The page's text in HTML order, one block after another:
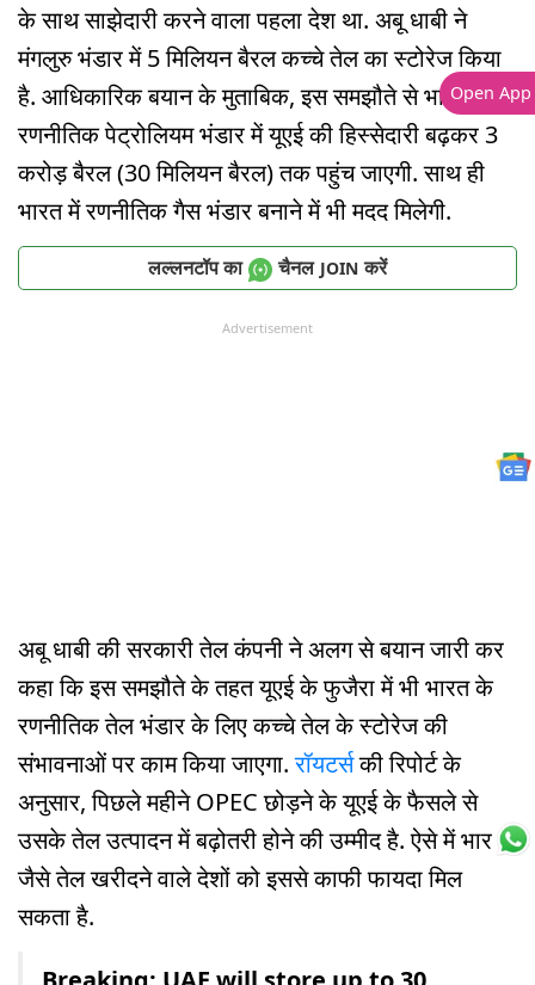
के साथ साझेदारी करने वाला पहला देश था. अबू धाबी ने
मंगलुरु भंडार में 5 मिलियन बैरल कच्चे तेल का स्टोरेज किया
है. आधिकारिक बयान के मुताबिक, इस समझौते से भारत के
रणनीतिक पेट्रोलियम भंडार में यूएई की हिस्सेदारी बढ़कर 3
करोड़ बैरल (30 मिलियन बैरल) तक पहुंच जाएगी. साथ ही
भारत में रणनीतिक गैस भंडार बनाने में भी मदद मिलेगी.
लल्लनटॉप का चैनल JOIN करें
Advertisement
अबू धाबी की सरकारी तेल कंपनी ने अलग से बयान जारी कर
कहा कि इस समझौते के तहत यूएई के फुजैरा में भी भारत के
रणनीतिक तेल भंडार के लिए कच्चे तेल के स्टोरेज की
संभावनाओं पर काम किया जाएगा.रॉयटर्सकी रिपोर्ट के
अनुसार, पिछले महीने OPEC छोड़ने के यूएई के फैसले से
उसके तेल उत्पादन में बढ़ोतरी होने की उम्मीद है. ऐसे में भारत
जैसे तेल खरीदने वाले देशों को इससे काफी फायदा मिल
सकता है.
Open App